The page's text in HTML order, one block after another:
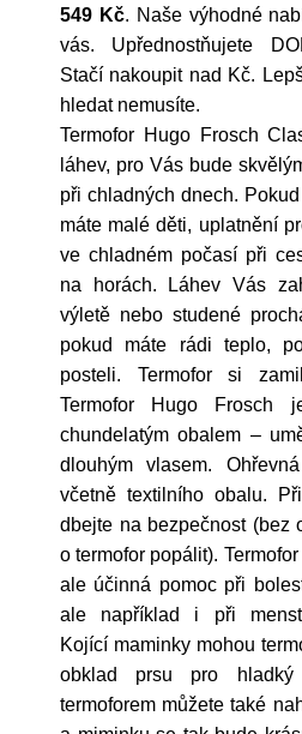
549 Kč. Naše výhodné
vás. Upřednostňujete
Stačí nakoupit nad Kč.
hledat nemusíte.
Termofor Hugo Frosch
láhev, pro Vás bude
při chladných dnech.
máte malé děti, uplatnění
ve chladném počasí při
na horách. Láhev Vás
výletě nebo studené
pokud máte rádi teplo,
posteli. Termofor si
Termofor Hugo Frosch
chundelatým obalem –
dlouhým vlasem.
včetně textilního obalu.
dbejte na bezpečnost (bez
o termofor popálit).
ale účinná pomoc při
ale například i při
Kojící maminky mohou
obklad prsu pro
termoforem můžete také